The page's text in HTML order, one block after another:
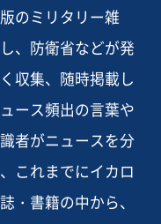
のミリタリー雑
、防衛省などが発
収集、随時掲載し
ース頻出の言葉や
者がニュースを分
これまでにイカロ
・書籍の中から、